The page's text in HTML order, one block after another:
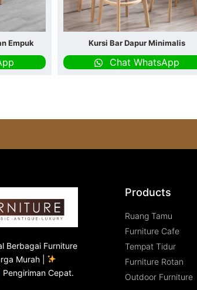
Empuk Kursi Bar Dapur Minimalis
Chat WhatsApp
Berbagai Furniture
Murah |
Pengiriman Cepat.
Products
Ruang Tamu
Furniture Cafe
Tempat Tidur
Furniture Rotan
Outdoor Furniture